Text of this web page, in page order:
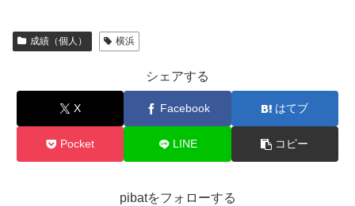
成績（個人） 横浜
シェアする
X Facebook はてブ
Pocket LINE コピー
pibatをフォローする